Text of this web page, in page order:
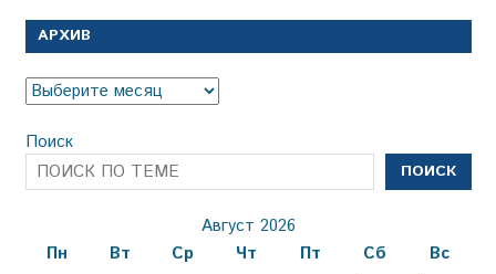
АРХИВ
Архив
Поиск
ПОИСК
Август 2026
Пн
Вт Ср Чт Пт Сб
Вс